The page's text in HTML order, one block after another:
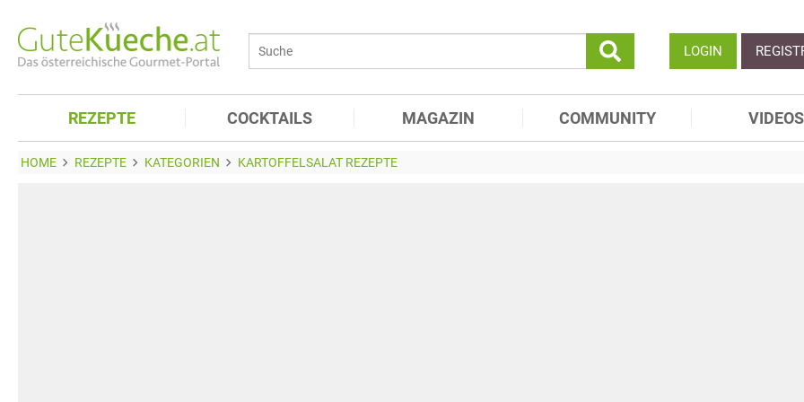
LOGIN
REZEPTE COCKTAILS MAGAZIN COMMUNITY VIDEOS
HOME REZEPTE KATEGORIEN KARTOFFELSALAT REZEPTE